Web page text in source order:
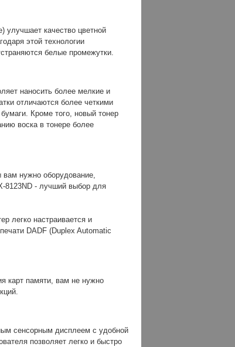
улучшает качество цветной
этой технологии
белые промежутки.
наносить более мелкие и
отличаются более четкими
Кроме того, новый тонер
воска в тонере более
нужно оборудование,
8123ND - лучший выбор для
легко настраивается и
DADF (Duplex Automatic
карт памяти, вам не нужно
сенсорным дисплеем с удобной
позволяет легко и быстро